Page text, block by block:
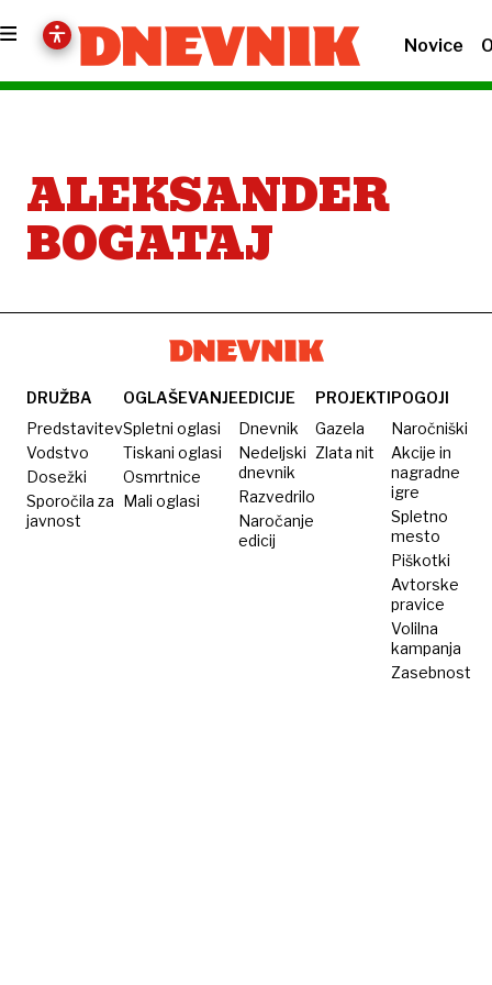
Novice
ALEKSANDER
BOGATAJ
DRUŽBA
Predstavitev
Vodstvo
Dosežki
Sporočila za
javnost
OGLAŠEVANJE
Spletni oglasi
Tiskani oglasi
Osmrtnice
Mali oglasi
EDICIJE
Dnevnik
Nedeljski
dnevnik
Razvedrilo
Naročanje
edicij
PROJEKTI
Gazela
Zlata nit
POGOJI
Naročniški
Akcije in
nagradne
igre
Spletno
mesto
Piškotki
Avtorske
pravice
Volilna
kampanja
Zasebnost